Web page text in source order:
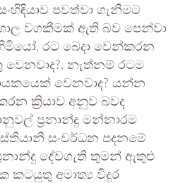
පවත්වා ගැනීමට
වගකීමක් ඇති බව පෙන්වා
රට බෙදා වෙන්කරන
නැත්නම් රටම
වෙනවාද? යන්න
ක්‍රියාව අනුව බවද
ප්‍රනාන්දු මන්නාරම
සංවර්ධන පදනමේ
දේවගැති තුමන් ඇතුළු
කටයුතු අමාත්‍ය විදුර